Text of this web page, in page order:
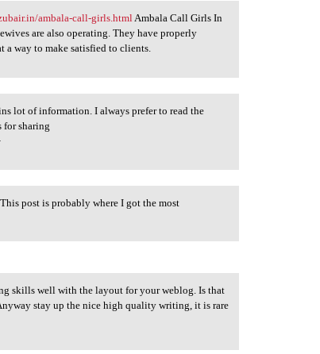
ambala-call-girls.htmlAmbala Call Girls In
are also operating. They have properly
a way to make satisfied to clients.
lot of information. I always prefer to read the
sharing
post is probably where I got the most
skills well with the layout for your weblog. Is that
stay up the nice high quality writing, it is rare